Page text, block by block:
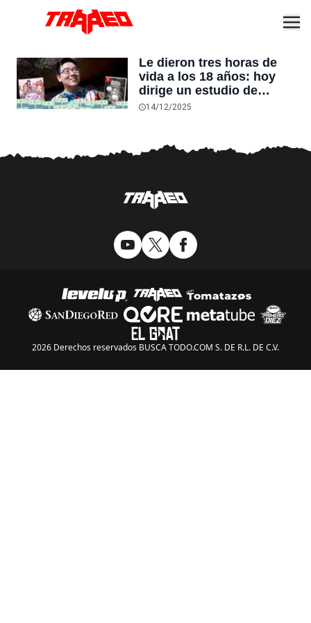
Le dieron tres horas de
vida a los 18 años: hoy
dirige un estudio de
videojuegos que genera
14/12/2025
2026 Derechos reservados BUSCA TODO.COM S. DE R.L. DE C.V.